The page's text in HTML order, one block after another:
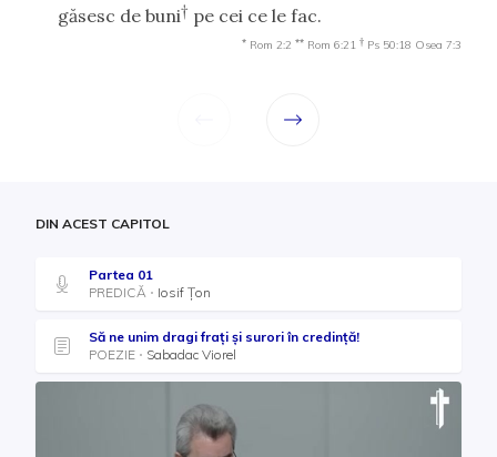
găsesc de buni† pe cei ce le fac.
* Rom 2:2 ** Rom 6:21 † Ps 50:18 Osea 7:3
DIN ACEST CAPITOL
Partea 01
PREDICĂ
Iosif Țon
Să ne unim dragi frați și surori în credință!
POEZIE
Sabadac Viorel